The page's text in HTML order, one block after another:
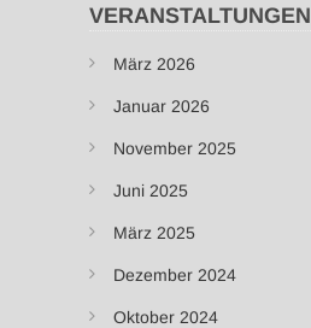
VERANSTALTUNGEN
März 2026
Januar 2026
November 2025
Juni 2025
März 2025
Dezember 2024
Oktober 2024